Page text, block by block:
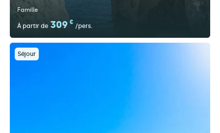
Famille
À partir de 309 €
/pers.
Séjour